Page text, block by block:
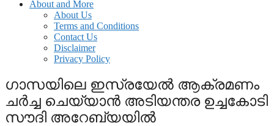
About and More
About Us
Terms and Conditions
Contact Us
Disclaimer
Privacy Policy
ഗാസയിലെ ഇസ്രയേൽ ആക്രമണം
ചർച്ച ചെയ്യാൻ അടിയന്തര ഉച്ചകോടി
സൗദി അറേബ്യയിൽ